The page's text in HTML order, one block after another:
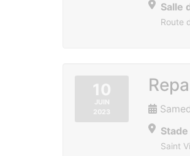
Salle
Route
10
JUIN
2023
Saint